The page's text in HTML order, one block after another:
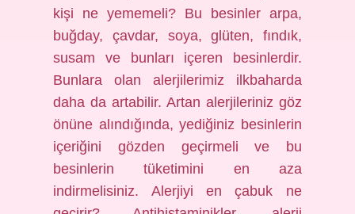
kişi ne yememeli? Bu besinler arpa,
buğday, çavdar, soya, glüten, fındık,
susam ve bunları içeren besinlerdir.
Bunlara olan alerjilerimiz ilkbaharda
daha da artabilir. Artan alerjileriniz göz
önüne alındığında, yediğiniz besinlerin
içeriğini gözden geçirmeli ve bu
besinlerin tüketimini en aza
indirmelisiniz. Alerjiyi en çabuk ne